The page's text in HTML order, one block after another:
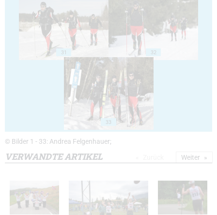
31 32
33
© Bilder 1 - 33: Andrea Felgenhauer;
VERWANDTE ARTIKEL Weiter